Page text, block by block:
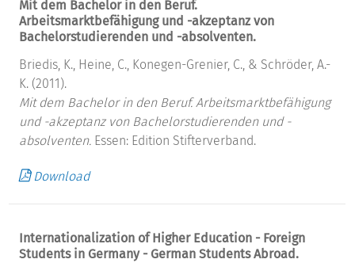
Mit dem Bachelor in den Beruf.
Arbeitsmarktbefähigung und -akzeptanz von
Bachelorstudierenden und -absolventen.
Briedis, K., Heine, C., Konegen-Grenier, C., & Schröder, A.-
K. (2011).
Mit dem Bachelor in den Beruf. Arbeitsmarktbefähigung
und -akzeptanz von Bachelorstudierenden und -
absolventen. Essen: Edition Stifterverband.
Download
Internationalization of Higher Education - Foreign
Students in Germany - German Students Abroad.